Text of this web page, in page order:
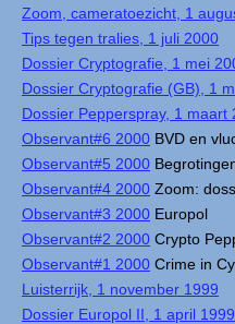
Zoom, cameratoezicht, 1
Tips tegen tralies, 1 juli 2000
Dossier Cryptografie, 1 mei
Dossier Cryptografie (GB), 1
Dossier Pepperspray, 1 maart
Observant#6 2000 BVD en
Observant#5 2000
Observant#4 2000 Zoom:
Observant#3 2000 Europol
Observant#2 2000 Crypto
Observant#1 2000 Crime in
Luisterrijk, 1 november 1999
Dossier Europol II, 1 april 1999